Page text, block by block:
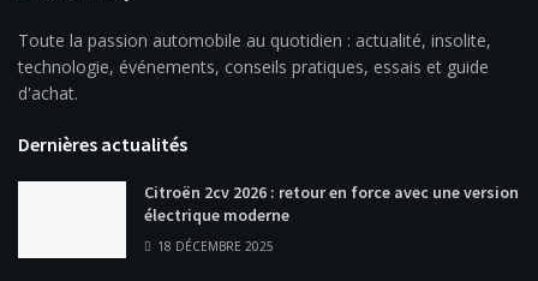
Toute la passion automobile au quotidien : actualité, insolite,
technologie, événements, conseils pratiques, essais et guide
d'achat.
Dernières actualités
Citroën 2cv 2026 : retour en force avec une version
électrique moderne
18 DÉCEMBRE 2025